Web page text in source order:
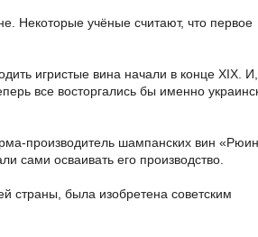
Некоторые учёные считают, что первое
игристые вина начали в конце XIX. И,
все восторгались бы именно
производитель шампанских вин
сами осваивать его производство.
страны, была изобретена советским